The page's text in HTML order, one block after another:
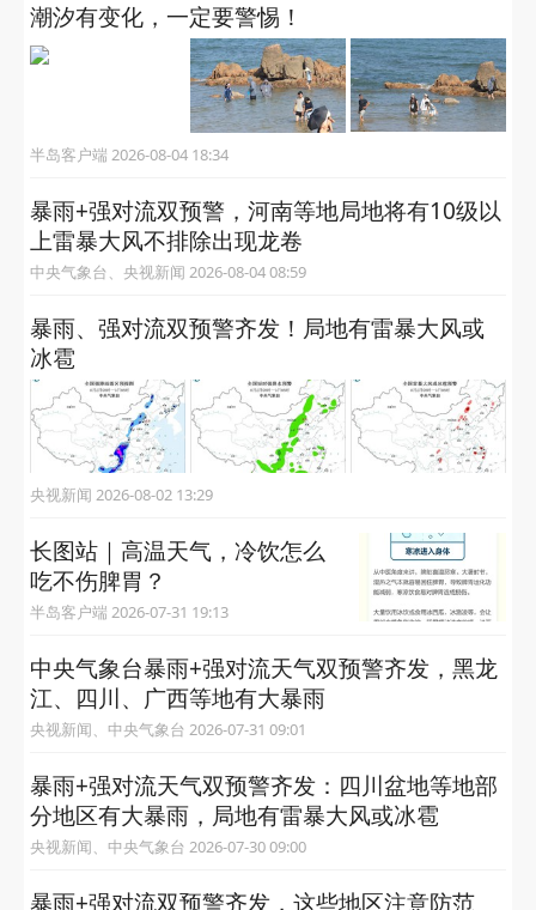
潮汐有变化，一定要警惕！
半岛客户端 2026-08-04 18:34
暴雨+强对流双预警，河南等地局地将有10级以
上雷暴大风不排除出现龙卷
中央气象台、央视新闻 2026-08-04 08:59
暴雨、强对流双预警齐发！局地有雷暴大风或
冰雹
央视新闻 2026-08-02 13:29
长图站｜高温天气，冷饮怎么
吃不伤脾胃？
半岛客户端 2026-07-31 19:13
中央气象台暴雨+强对流天气双预警齐发，黑龙
江、四川、广西等地有大暴雨
央视新闻、中央气象台 2026-07-31 09:01
暴雨+强对流天气双预警齐发：四川盆地等地部
分地区有大暴雨，局地有雷暴大风或冰雹
央视新闻、中央气象台 2026-07-30 09:00
暴雨+强对流双预警齐发，这些地区注意防范